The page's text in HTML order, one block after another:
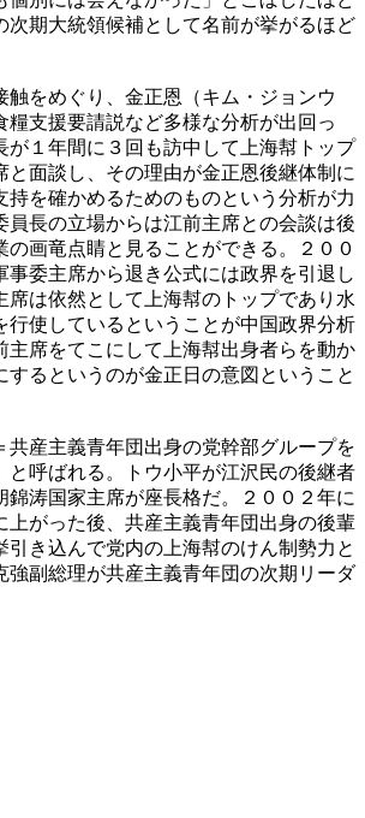
次期大統領候補として名前が挙がるほど
触をめぐり、金正恩（キム・ジョンウ
糧支援要請説など多様な分析が出回っ
が１年間に３回も訪中して上海幇トップ
と面談し、その理由が金正恩後継体制に
持を確かめるためのものという分析が力
員長の立場からは江前主席との会談は後
の画竜点睛と見ることができる。２００
事委主席から退き公式には政界を引退し
席は依然として上海幇のトップであり水
行使しているということが中国政界分析
主席をてこにして上海幇出身者らを動か
するというのが金正日の意図ということ
産主義青年団出身の党幹部グループを
と呼ばれる。トウ小平が江沢民の後継者
錦涛国家主席が座長格だ。２００２年に
上がった後、共産主義青年団出身の後輩
引き込んで党内の上海幇のけん制勢力と
強副総理が共産主義青年団の次期リーダ